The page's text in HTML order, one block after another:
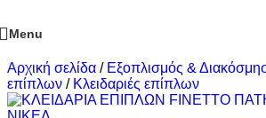
Menu
Αρχική σελίδα / Εξοπλισμός &
επίπλων / Κλειδαριές επίπλων